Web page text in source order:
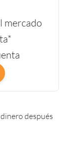
mercado
después